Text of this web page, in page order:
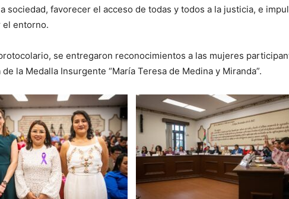
sociedad, favorecer el acceso de todas y todos a la justicia, e
el entorno.
se entregaron reconocimientos a las mujeres
la Medalla Insurgente “María Teresa de Medina y Miranda”.